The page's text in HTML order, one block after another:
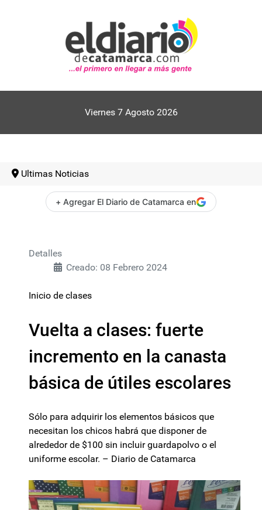
Viernes 7 Agosto 2026
Ultimas Noticias
+ Agregar El Diario de Catamarca en
Detalles
Creado: 08 Febrero 2024
Inicio de clases
Vuelta a clases: fuerte
incremento en la canasta
básica de útiles escolares
Sólo para adquirir los elementos básicos que
necesitan los chicos habrá que disponer de
alrededor de $100 sin incluir guardapolvo o el
uniforme escolar. – Diario de Catamarca